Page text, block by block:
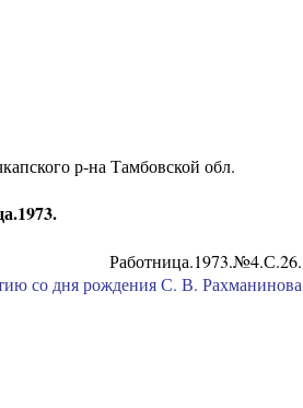
р-на Тамбовской обл.
Работница.1973.№4.С.26.
со дня рождения С. В. Рахманинова